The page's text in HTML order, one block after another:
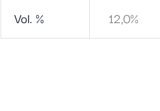
Vol. % 12,0%